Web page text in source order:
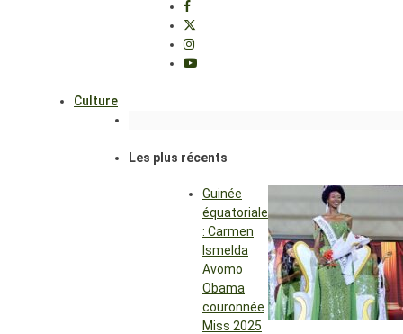
Culture
Les plus récents
Guinée
équatoriale
: Carmen
Ismelda
Avomo
Obama
couronnée
Miss 2025